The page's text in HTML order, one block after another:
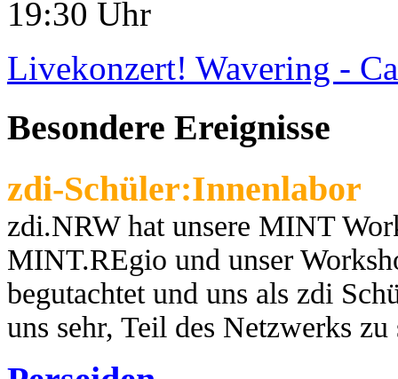
19:30 Uhr
Livekonzert! Wavering -
Besondere Ereignisse
zdi-Schüler:Innenlabor
zdi.NRW hat unsere MINT
MINT.REgio und unser
begutachtet und uns als zdi
uns sehr, Teil des Netzwerks